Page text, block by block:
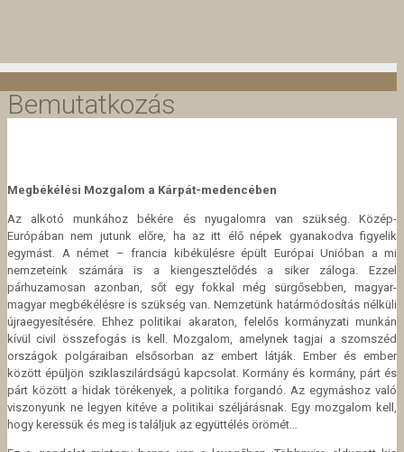
Bemutatkozás
Megbékélési Mozgalom a Kárpát-medencében
Az alkotó munkához békére és nyugalomra van szükség. Közép-
Európában nem jutunk előre, ha az itt élő népek gyanakodva figyelik
egymást. A német – francia kibékülésre épült Európai Unióban a mi
nemzeteink számára is a kiengesztelődés a siker záloga. Ezzel
párhuzamosan azonban, sőt egy fokkal még sürgősebben, magyar-
magyar megbékélésre is szükség van. Nemzetünk határmódosítás nélküli
újraegyesítésére. Ehhez politikai akaraton, felelős kormányzati munkán
kívül civil összefogás is kell. Mozgalom, amelynek tagjai a szomszéd
országok polgáraiban elsősorban az embert látják. Ember és ember
között épüljön sziklaszilárdságú kapcsolat. Kormány és kormány, párt és
párt között a hidak törékenyek, a politika forgandó. Az egymáshoz való
viszonyunk ne legyen kitéve a politikai széljárásnak. Egy mozgalom kell,
hogy keressük és meg is találjuk az együttélés örömét…